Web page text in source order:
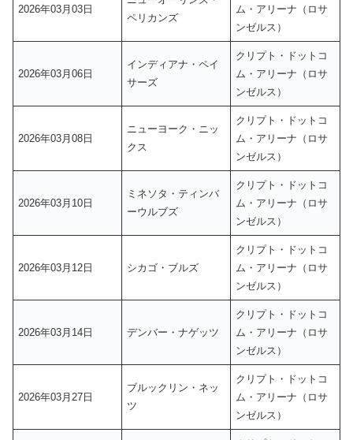
2026年03月03日
ペリカンズ
ム・アリーナ（ロサ
ンゼルス）
2026年03月06日
インディアナ・ペイ
サーズ
クリプト・ドットコ
ム・アリーナ（ロサ
ンゼルス）
2026年03月08日
ニューヨーク・ニッ
クス
クリプト・ドットコ
ム・アリーナ（ロサ
ンゼルス）
2026年03月10日
ミネソタ・ティンバ
ーウルブズ
クリプト・ドットコ
ム・アリーナ（ロサ
ンゼルス）
2026年03月12日 シカゴ・ブルズ
クリプト・ドットコ
ム・アリーナ（ロサ
ンゼルス）
2026年03月14日 デンバー・ナゲッツ
クリプト・ドットコ
ム・アリーナ（ロサ
ンゼルス）
2026年03月27日
ブルックリン・ネッ
ツ
クリプト・ドットコ
ム・アリーナ（ロサ
ンゼルス）